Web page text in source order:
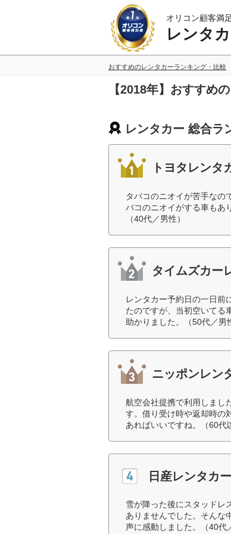
オリコン顧客満
レンタ
おすすめのレンタカーランキング・比較
【2018年】おすすめ
レンタカー 総合ラ
トヨタレンタ
タバコのニオイが苦手なの
バコのニオイがする車もあ
（40代／男性）
タイムズカー
レンタカー予約日の一日前
たのですが、当初空いてる
助かりました。（50代／男
ニッポンレン
航空会社提携で利用しまし
す。借り受け時や返却時の
あればいいですね。（60代
日産レンタカー
雪が降った後にスタッドレ
ありませんでした。そんな
声に感動しました。（40代